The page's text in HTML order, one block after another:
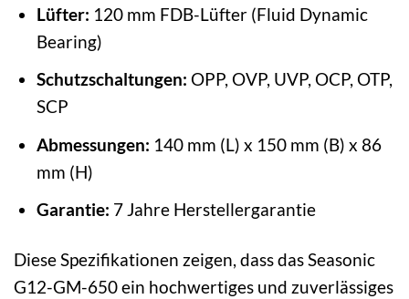
Lüfter: 120 mm FDB-Lüfter (Fluid Dynamic
Bearing)
Schutzschaltungen: OPP, OVP, UVP, OCP, OTP,
SCP
Abmessungen: 140 mm (L) x 150 mm (B) x 86
mm (H)
Garantie: 7 Jahre Herstellergarantie
Diese Spezifikationen zeigen, dass das Seasonic
G12-GM-650 ein hochwertiges und zuverlässiges